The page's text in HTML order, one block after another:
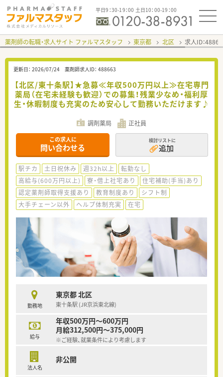
平日9：30-19：00 土日10：00-19：00
薬剤師の転職・求人サイト ファルマスタッフ 東京都 北区 求人ID：
更新日： 2026/07/24 薬剤師求人ID： 488663
【北区/東十条駅】★急募≪年収500万円以上≫在宅専門
薬局（在宅未経験も歓迎）での募集！残業少なめ・福利厚
生・休暇制度も充実のため安心して勤務いただけます♪
調剤薬局 正社員
この求人に
問い合わせる
検討リストに
追加
駅チカ 土日祝休み 週32h以上
転勤なし
高給与(600万円以上)
寮・借上社宅あり
住宅補助(手当)あり
認定薬剤師取得支援あり
教育制度あり
シフト制
大手チェーン以外
ヘルプ体制充実 在宅
勤務地
東京都 北区
東十条駅 (JR京浜東北線)
給与
年収500万円～600万円
月給312,500円～375,000円
※ご経験、就業条件により考慮します
法人名
非公開